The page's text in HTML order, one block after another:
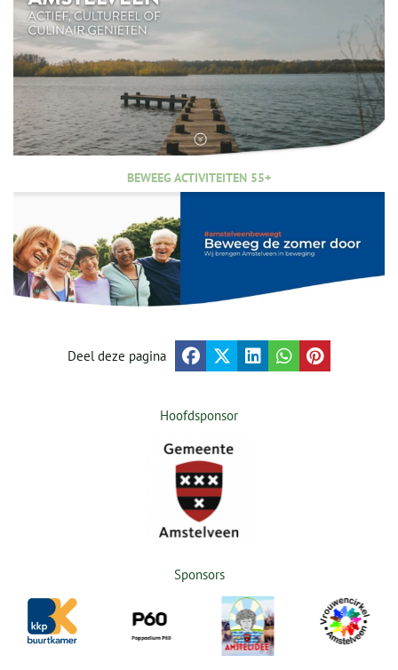
BEWEEG ACTIVITEITEN 55+
Deel deze pagina
Hoofdsponsor
Sponsors